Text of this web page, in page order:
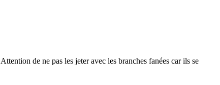
de ne pas les jeter avec les branches fanées car ils se